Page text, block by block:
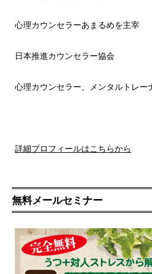
心理カウンセラーあまるめを主宰
日本推進カウンセラー協会
心理カウンセラー、メンタルトレー
詳細プロフィールはこちらから
無料メールセミナー